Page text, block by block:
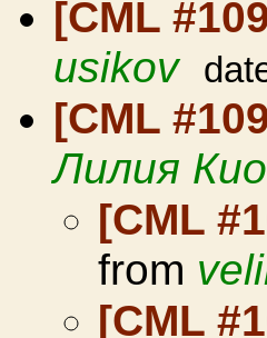
[CML
usikov
[CML
Лилия
[CML
from
[CML